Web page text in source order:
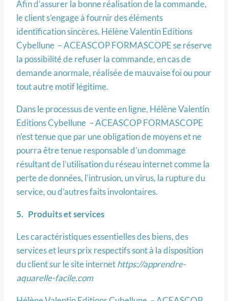
Afin d’assurer la bonne réalisation de la commande,
le client s’engage à fournir des éléments
identification sincères. Hélène Valentin Editions
Cybellune – ACEASCOP FORMASCOPE se réserve
la possibilité de refuser la commande, en cas de
demande anormale, réalisée de mauvaise foi ou pour
tout autre motif légitime.
Dans le processus de vente en ligne, Hélène Valentin
Editions Cybellune – ACEASCOP FORMASCOPE
n’est tenue que par une obligation de moyens et ne
pourra être tenue responsable d’un dommage
résultant de l’utilisation du réseau internet comme la
perte de données, l’intrusion, un virus, la rupture du
service, ou d’autres faits involontaires.
5. Produits et services
Les caractéristiques essentielles des biens, des
services et leurs prix respectifs sont à la disposition
du client sur le site internethttps://apprendre-
aquarelle-facile.com